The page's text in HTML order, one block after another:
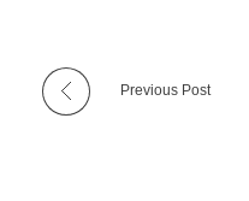
Previous Post